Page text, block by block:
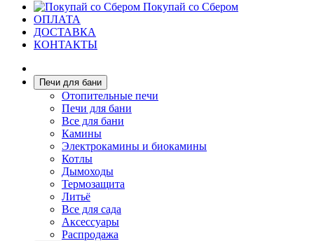
Покупай со Сбером
ОПЛАТА
ДОСТАВКА
КОНТАКТЫ
Печи для бани
Отопительные печи
Печи для бани
Все для бани
Камины
Электрокамины и биокамины
Котлы
Дымоходы
Термозащита
Литьё
Все для сада
Аксессуары
Распродажа